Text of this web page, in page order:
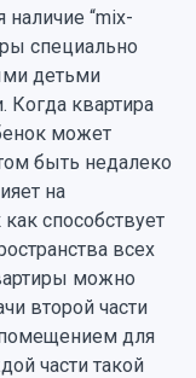
наличие “mix-
специально
детьми
Когда квартира
может
быть недалеко
на
способствует
всех
можно
второй части
для
части такой